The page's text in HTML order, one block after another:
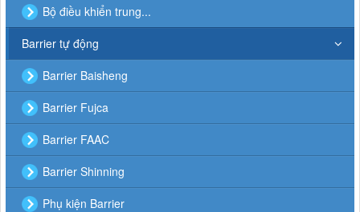
Bộ điều khiển trung...
Barrier tự động
Barrier Baisheng
Barrier Fujca
Barrier FAAC
Barrier Shinning
Phụ kiện Barrier